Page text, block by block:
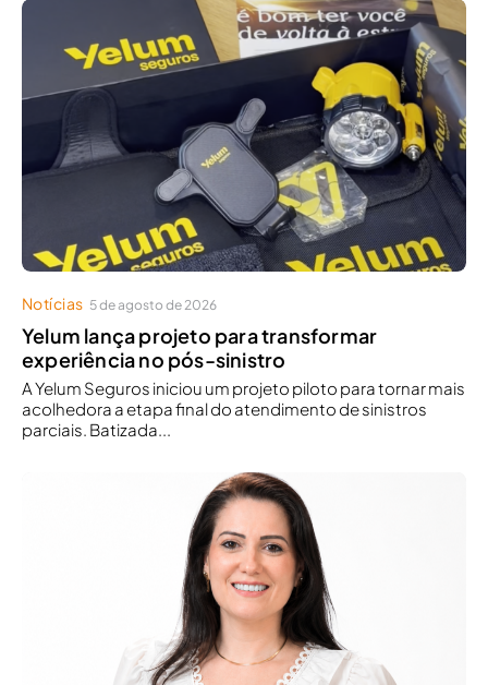
Notícias 5 de agosto de 2026
Yelum lança projeto para transformar
experiência no pós-sinistro
A Yelum Seguros iniciou um projeto piloto para tornar mais
acolhedora a etapa final do atendimento de sinistros
parciais. Batizada...